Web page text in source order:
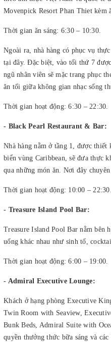
Movenpick Resort Phan Thiet kèm
Thời gian ăn sáng: 6:30 – 10:30.
Ngoài ra, nhà hàng có phục vụ
tại đây. Đặc biệt, vào tối thứ 7
ngũ nhân viên sẽ mặc trang phục
ăn tối giữa không gian nhạc sống
Thời gian hoạt động: 6:30 – 22:30.
- Black Pearl Restaurant & Bar:
Nhà hàng nằm ở tầng 1, được
biển vùng Caribbean, sẽ đưa thực
qua những món ăn. Nơi đây
Thời gian hoạt động: 10:00 – 22:30.
- Treasure Island Pool Bar:
Treasure Island Pool Bar nằm bên
uống khác nhau như sinh tố,
Thời gian hoạt động: 6:00 – 19:00.
- Admiral Executive Lounge:
Khách ở hạng phòng Executive
Twin Room with Seaview,
Bunk Beds, Admiral Suite with
quyền thưởng thức bữa sáng và